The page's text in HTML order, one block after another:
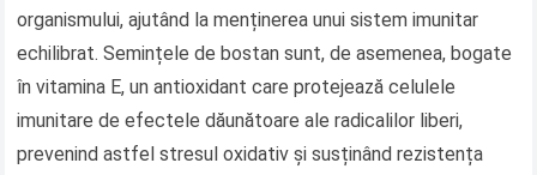
organismului, ajutând la menținerea unui sistem imunitar
echilibrat. Semințele de bostan sunt, de asemenea, bogate
în vitamina E, un antioxidant care protejează celulele
imunitare de efectele dăunătoare ale radicalilor liberi,
prevenind astfel stresul oxidativ și susținând rezistența